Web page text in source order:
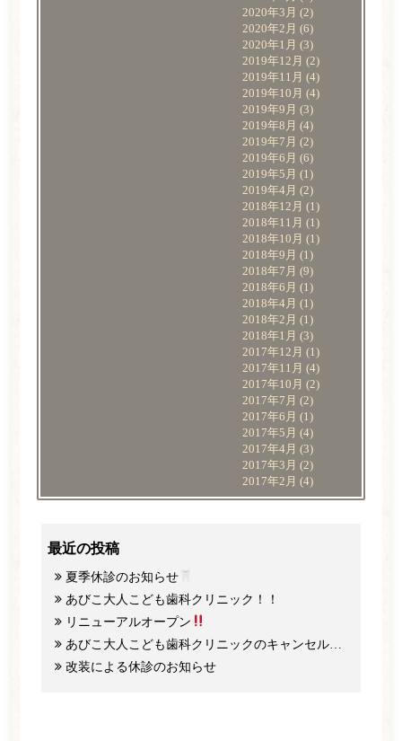
2020年3月 (2)
2020年2月 (6)
2020年1月 (3)
2019年12月 (2)
2019年11月 (4)
2019年10月 (4)
2019年9月 (3)
2019年8月 (4)
2019年7月 (2)
2019年6月 (6)
2019年5月 (1)
2019年4月 (2)
2018年12月 (1)
2018年11月 (1)
2018年10月 (1)
2018年9月 (1)
2018年7月 (9)
2018年6月 (1)
2018年4月 (1)
2018年2月 (1)
2018年1月 (3)
2017年12月 (1)
2017年11月 (4)
2017年10月 (2)
2017年7月 (2)
2017年6月 (1)
2017年5月 (4)
2017年4月 (3)
2017年3月 (2)
2017年2月 (4)
最近の投稿
夏季休診のお知らせ
あびこ大人こども歯科クリニック！！
リニューアルオープン
あびこ大人こども歯科クリニックのキャンセル料と予約のご協力について
改装による休診のお知らせ